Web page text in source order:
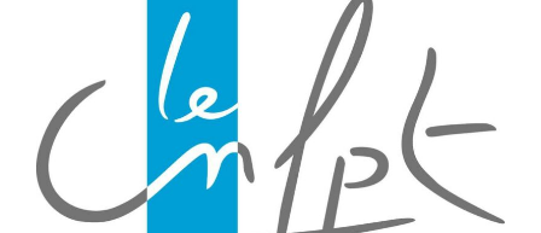
:
RENCONTRES
PUBLICATIONS
JURIDIQUE